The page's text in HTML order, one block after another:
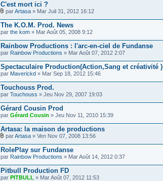
C'est mort ici ?
parArtasa » Mar Juil 31, 2012 16:12
The K.O.M. Prod. News
par the kom » Mar Août 05, 2008 9:12
Rainbow Productions : l'arc-en-ciel de Fundanse
par Rainbow Productions » Mar Août 07, 2012 2:07
Spectaculaire Production(Action,Sang et créativité )
par Maverickd » Mar Sep 18, 2012 15:46
Touchouss Prod.
par Touchouss » Jeu Nov 29, 2007 19:03
Gérard Cousin Prod
par Gérard Cousin » Jeu Nov 11, 2010 15:39
Artasa: la maison de productions
parArtasa » Ven Nov 07, 2008 13:56
RolePlay sur Fundanse
par Rainbow Productions » Mar Août 14, 2012 0:37
Pitbull Production FD
par PITBULL » Mar Août 07, 2012 11:53